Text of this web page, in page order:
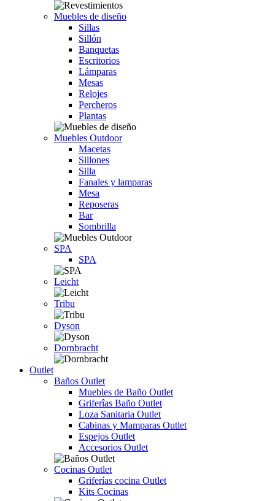
Muebles de diseño
Sillas
Sillón
Banquetas
Escritorios
Lámparas
Mesas
Relojes
Percheros
Plantas
Muebles Outdoor
Macetas
Sillones
Silla
Fanales y lamparas
Mesa
Reposeras
Bar
Sombrilla
SPA
SPA
Leicht
Tribu
Dyson
Dornbracht
Outlet
Baños Outlet
Muebles de Baño Outlet
Griferîas Baño Outlet
Loza Sanitaria Outlet
Cabinas y Mamparas Outlet
Espejos Outlet
Accesorios Outlet
Cocinas Outlet
Griferías cocina Outlet
Kits Cocinas